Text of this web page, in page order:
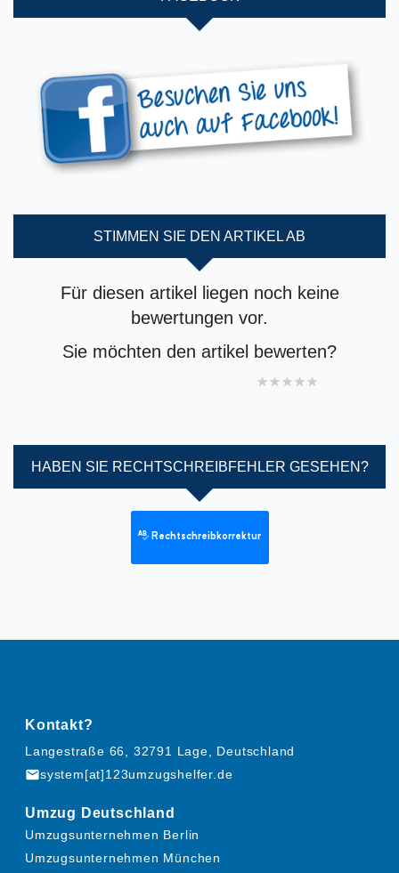
STIMMEN SIE DEN ARTIKEL AB
Für diesen artikel liegen noch keine
bewertungen vor.
Sie möchten den artikel bewerten?
4 stars
3 stars
2 stars
1 star
HABEN SIE RECHTSCHREIBFEHLER GESEHEN?
Rechtschreibkorrektur
Kontakt?
Langestraße 66, 32791 Lage, Deutschland
mailsystem[at]123umzugshelfer.de
Umzug Deutschland
Umzugsunternehmen Berlin
Umzugsunternehmen München